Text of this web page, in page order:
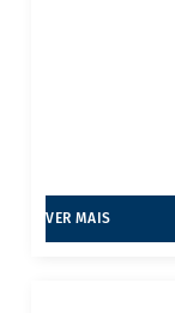
VER MAIS